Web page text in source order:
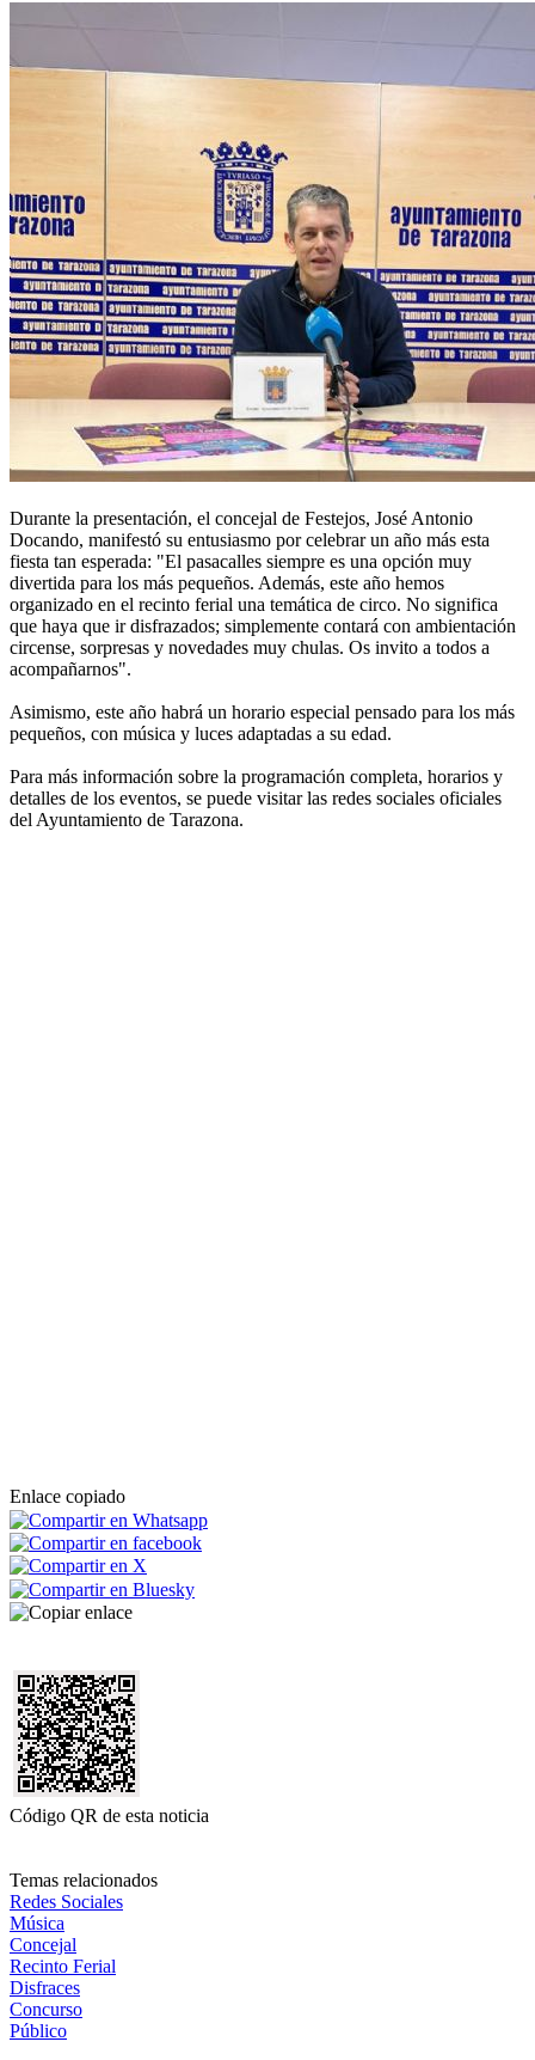
Durante la presentación, el concejal de Festejos, José Antonio
Docando, manifestó su entusiasmo por celebrar un año más esta
fiesta tan esperada: "El pasacalles siempre es una opción muy
divertida para los más pequeños. Además, este año hemos
organizado en el recinto ferial una temática de circo. No significa
que haya que ir disfrazados; simplemente contará con ambientación
circense, sorpresas y novedades muy chulas. Os invito a todos a
acompañarnos".
Asimismo, este año habrá un horario especial pensado para los más
pequeños, con música y luces adaptadas a su edad.
Para más información sobre la programación completa, horarios y
detalles de los eventos, se puede visitar las redes sociales oficiales
del Ayuntamiento de Tarazona.
Enlace copiado
Código QR de esta noticia
Temas relacionados
Redes Sociales
Música
Concejal
Recinto Ferial
Disfraces
Concurso
Público